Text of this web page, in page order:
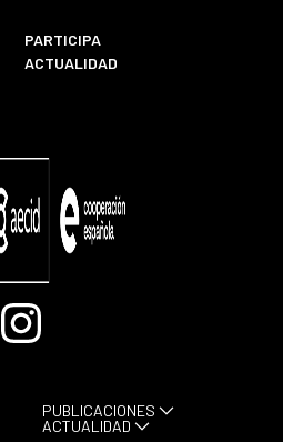
PARTICIPA
ACTUALIDAD
Instagram
PUBLICACIONES
ACTUALIDAD